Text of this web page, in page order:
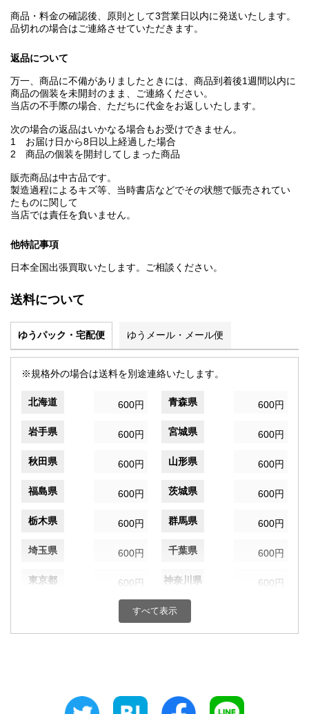
商品・料金の確認後、原則として3営業日以内に発送いたします。
品切れの場合はご連絡させていただきます。
返品について
万一、商品に不備がありましたときには、商品到着後1週間以内に
商品の個装を未開封のまま、ご連絡ください。
当店の不手際の場合、ただちに代金をお返しいたします。
次の場合の返品はいかなる場合もお受けできません。
1 お届け日から8日以上経過した場合
2 商品の個装を開封してしまった商品
販売商品は中古品です。
製造過程によるキズ等、当時書店などでその状態で販売されてい
たものに関して
当店では責任を負いません。
他特記事項
日本全国出張買取いたします。ご相談ください。
送料について
ゆうパック・宅配便 ゆうメール・メール便
※規格外の場合は送料を別途連絡いたします。
北海道 600円 青森県 600円
岩手県 600円 宮城県 600円
秋田県 600円 山形県 600円
福島県 600円 茨城県 600円
栃木県 600円 群馬県 600円
埼玉県 600円 千葉県 600円
東京都 600円 神奈川県 600円
600円 富山県
静岡県
すべて表示